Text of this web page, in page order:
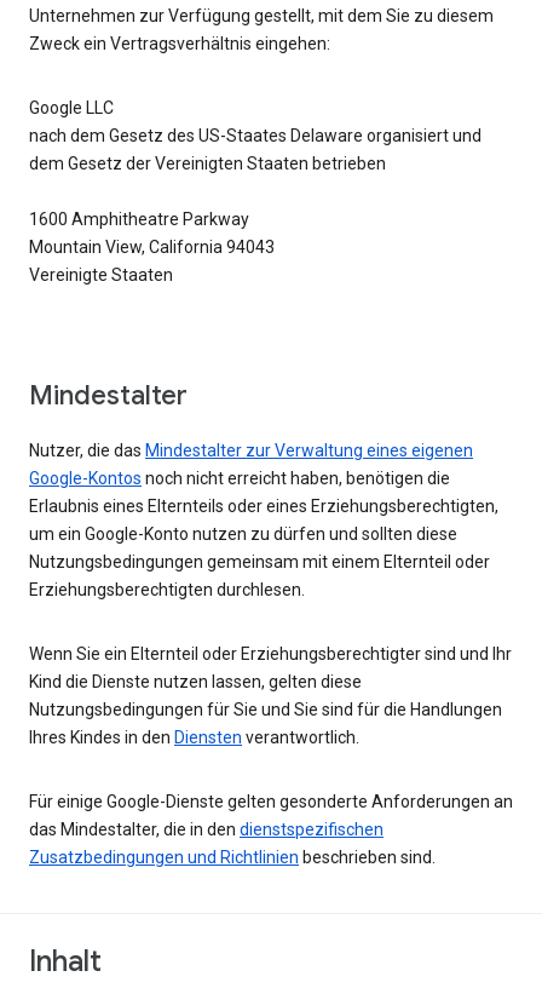
Unternehmen zur Verfügung gestellt, mit dem Sie zu diesem
Zweck ein Vertragsverhältnis eingehen:
Google LLC
nach dem Gesetz des US-Staates Delaware organisiert und
dem Gesetz der Vereinigten Staaten betrieben
1600 Amphitheatre Parkway
Mountain View, California 94043
Vereinigte Staaten
Mindestalter
Nutzer, die das Mindestalter zur Verwaltung eines eigenen
Google-Kontos noch nicht erreicht haben, benötigen die
Erlaubnis eines Elternteils oder eines Erziehungsberechtigten,
um ein Google-Konto nutzen zu dürfen und sollten diese
Nutzungsbedingungen gemeinsam mit einem Elternteil oder
Erziehungsberechtigten durchlesen.
Wenn Sie ein Elternteil oder Erziehungsberechtigter sind und Ihr
Kind die Dienste nutzen lassen, gelten diese
Nutzungsbedingungen für Sie und Sie sind für die Handlungen
Ihres Kindes in den Diensten verantwortlich.
Für einige Google-Dienste gelten gesonderte Anforderungen an
das Mindestalter, die in den dienstspezifischen
Zusatzbedingungen und Richtlinien beschrieben sind.
Inhalt